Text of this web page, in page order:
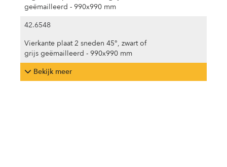
geëmailleerd - 990x990 mm
42.6548
Vierkante plaat 2 sneden 45°, zwart of
grijs geëmailleerd - 990x990 mm
Bekijk meer